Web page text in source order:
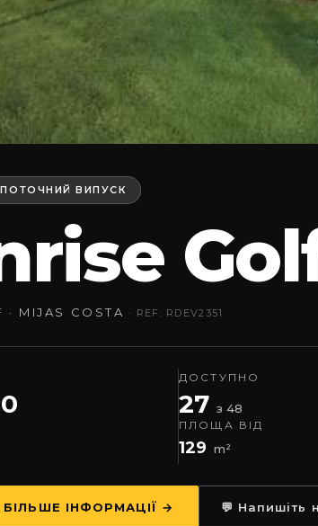
ВИПУСК
· MIJAS COSTA · REF: RDEV2351
ДОСТУПНО
27 з 48
ПЛОЩА ВІД
129 m²
ІНФОРМАЦІЇ → 💬 Напишіть